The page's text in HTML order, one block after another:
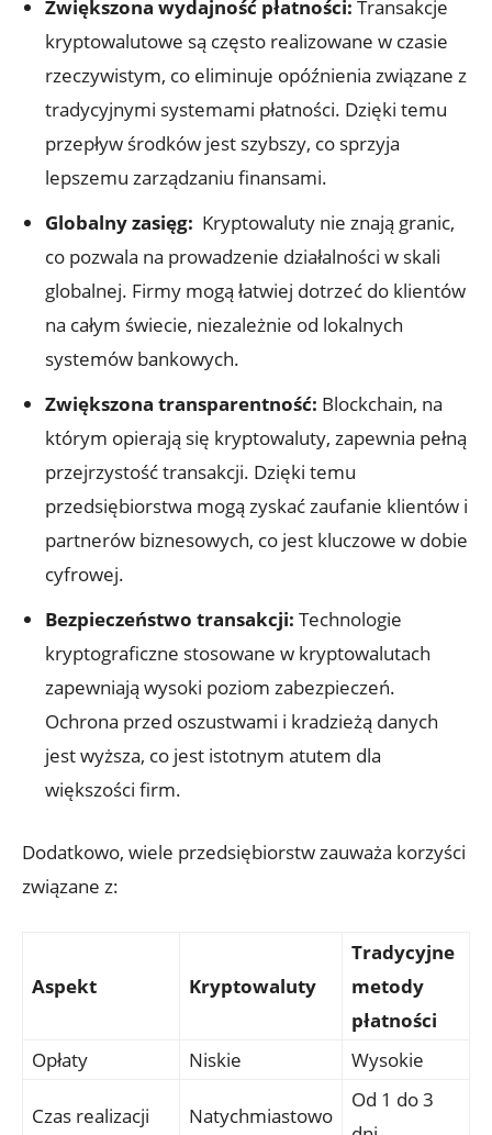
Zwiększona wydajność płatności: Transakcje
kryptowalutowe są często realizowane w ⁣czasie
rzeczywistym, ⁢co eliminuje opóźnienia związane ​z
tradycyjnymi systemami⁤ płatności. ⁤Dzięki temu
przepływ ‍środków jest szybszy, ​co sprzyja
lepszemu zarządzaniu ‌finansami.
Globalny zasięg: ⁣ Kryptowaluty nie znają granic,
co pozwala⁢ na prowadzenie‌ działalności w skali
globalnej. Firmy mogą łatwiej dotrzeć do klientów
na całym świecie,⁤ niezależnie od lokalnych
systemów bankowych.
Zwiększona ⁤transparentność: Blockchain,​ na
którym⁤ opierają się ⁣kryptowaluty, zapewnia⁤ pełną
przejrzystość transakcji. Dzięki temu ​
przedsiębiorstwa mogą zyskać zaufanie klientów ​i
partnerów biznesowych, co jest ‌kluczowe w⁤ dobie‌
cyfrowej.
Bezpieczeństwo ⁢transakcji: Technologie
kryptograficzne stosowane⁣ w kryptowalutach
zapewniają wysoki poziom zabezpieczeń.
Ochrona przed⁣ oszustwami i kradzieżą danych
jest wyższa, ⁣co jest istotnym atutem⁣ dla⁣
większości⁢ firm.
Dodatkowo, ‍wiele przedsiębiorstw⁢ zauważa korzyści
związane ⁣z:
Aspekt Kryptowaluty
Tradycyjne
metody
płatności
Opłaty
Niskie Wysokie
Czas realizacji Natychmiastowo
Od 1 do⁤ 3 ​